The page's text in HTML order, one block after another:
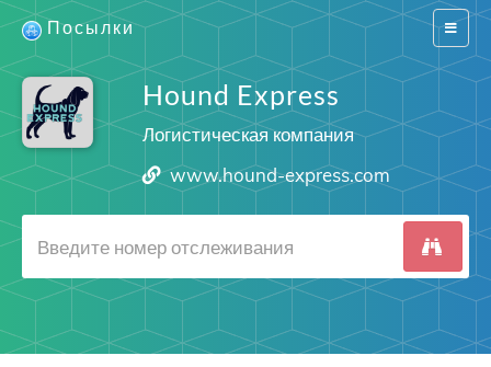
Switch
Посылки
Hound Express
Логистическая компания
www.hound-express.com